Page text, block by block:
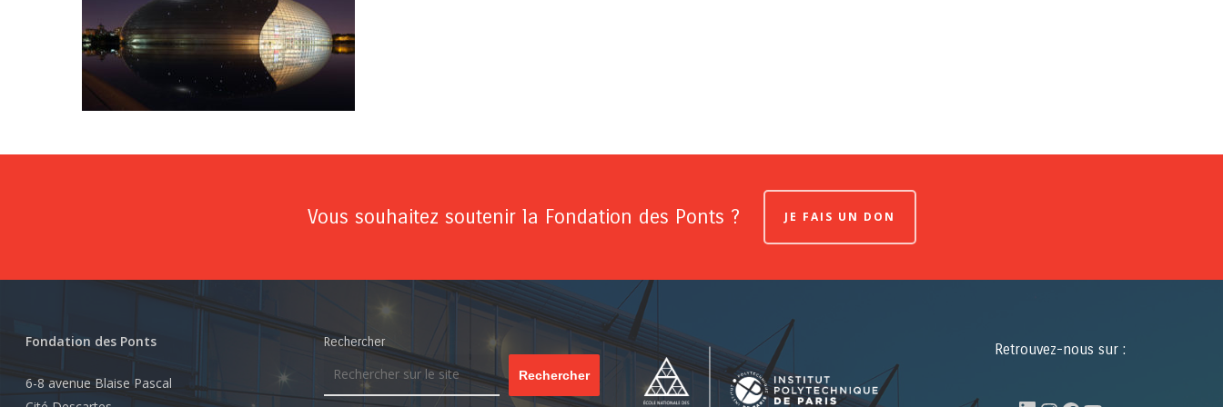
Vous souhaitez soutenir la Fondation des Ponts ? JE FAIS UN DON
Fondation des Ponts
6-8 avenue Blaise Pascal
Rechercher
Rechercher
Retrouvez-nous sur :
LinkedIn
Instagram
Facebook